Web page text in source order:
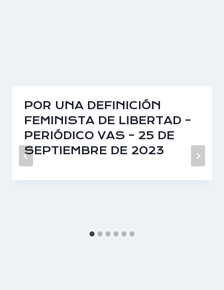
POR UNA DEFINICIÓN
FEMINISTA DE LIBERTAD –
PERIÓDICO VAS – 25 DE
SEPTIEMBRE DE 2023